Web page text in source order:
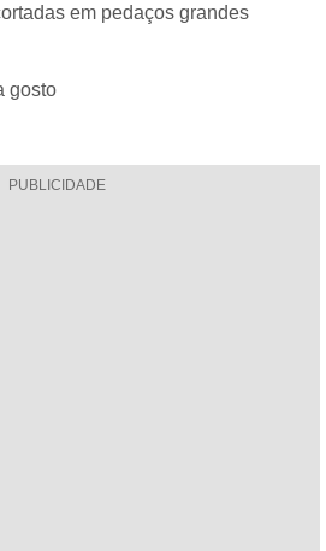
em pedaços grandes
gosto
PUBLICIDADE